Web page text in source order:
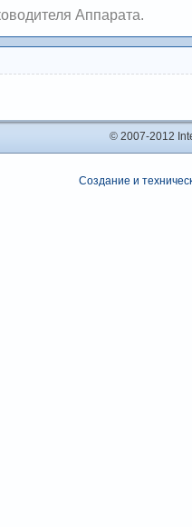
Аппарата.
© 2007-2012
Создание и